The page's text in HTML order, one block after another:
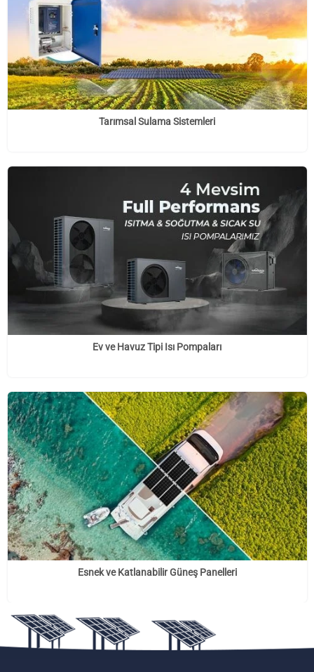
Tarımsal Sulama Sistemleri
Ev ve Havuz Tipi Isı Pompaları
Esnek ve Katlanabilir Güneş Panelleri